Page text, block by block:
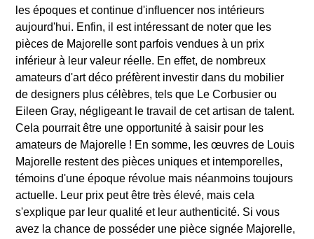
les époques et continue d'influencer nos intérieurs
aujourd'hui. Enfin, il est intéressant de noter que les
pièces de Majorelle sont parfois vendues à un prix
inférieur à leur valeur réelle. En effet, de nombreux
amateurs d'art déco préfèrent investir dans du mobilier
de designers plus célèbres, tels que Le Corbusier ou
Eileen Gray, négligeant le travail de cet artisan de talent.
Cela pourrait être une opportunité à saisir pour les
amateurs de Majorelle ! En somme, les œuvres de Louis
Majorelle restent des pièces uniques et intemporelles,
témoins d'une époque révolue mais néanmoins toujours
actuelle. Leur prix peut être très élevé, mais cela
s'explique par leur qualité et leur authenticité. Si vous
avez la chance de posséder une pièce signée Majorelle,